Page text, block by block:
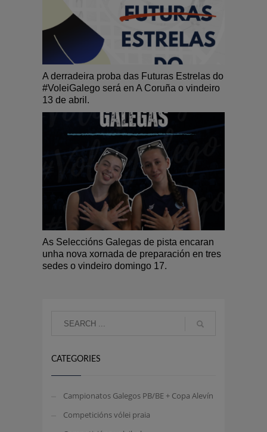
A derradeira proba das Futuras Estrelas do
#VoleiGalego será en A Coruña o vindeiro
13 de abril.
As Seleccións Galegas de pista encaran
unha nova xornada de preparación en tres
sedes o vindeiro domingo 17.
CATEGORIES
Campionatos Galegos PB/BE + Copa Alevín
Competicións vólei praia